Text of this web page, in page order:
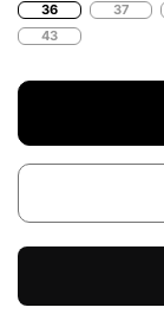
36 37
43